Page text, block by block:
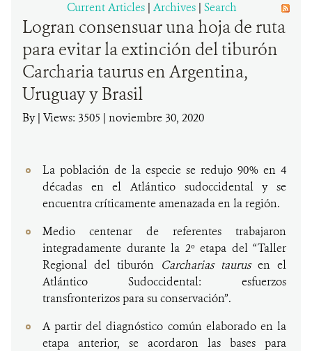
Current Articles | Archives | Search
Logran consensuar una hoja de ruta
para evitar la extinción del tiburón
Carcharia taurus en Argentina,
Uruguay y Brasil
By| Views: 3505 | noviembre 30, 2020
La población de la especie se redujo 90% en 4
décadas en el Atlántico sudoccidental y se
encuentra críticamente amenazada en la región.
Medio centenar de referentes trabajaron
integradamente durante la 2º etapa del “Taller
Regional del tiburón Carcharias taurusen el
Atlántico Sudoccidental: esfuerzos
transfronterizos para su conservación”.
A partir del diagnóstico común elaborado en la
etapa anterior, se acordaron las bases para